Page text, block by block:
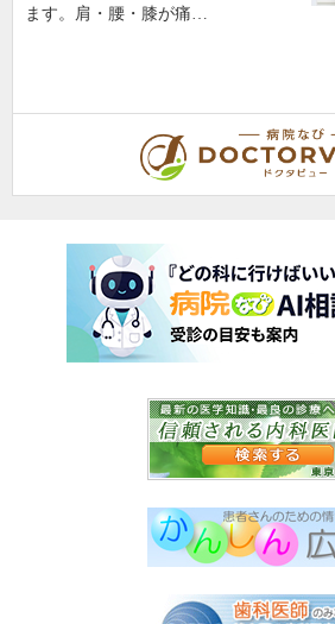
ます。肩・腰・膝が痛…